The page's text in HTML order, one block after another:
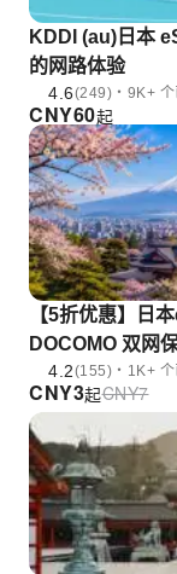
KDDI (au)日本
的网路体验
4.6(249)・9K+ 个
CNY60起
【5折优惠】日
DOCOMO 双网
4.2(155)・1K+ 个
CNY3起CNY7